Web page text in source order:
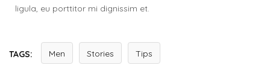
ligula, eu porttitor mi dignissim et.
TAGS: Men Stories Tips